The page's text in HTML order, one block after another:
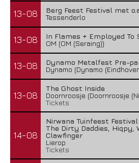
13-08
Berg Feest Festival met
Tessenderlo
13-08
In Flames + Employed To
OM (OM (Seraing))
13-08
Dynamo Metalfest Pre-
Dynamo (Dynamo
13-08
The Ghost Inside
Doornroosje (Doornroosje
Tickets
14-08
Nirwana Tuinfeest Festival
The Dirty Daddies, Hiqpy,
Clawfinger
Lierop
Tickets